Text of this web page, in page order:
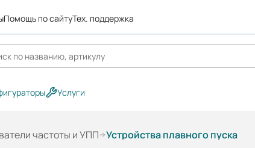
Помощь по сайтуТех. поддержка
Услуги
частоты и УПП Устройства плавного пуска